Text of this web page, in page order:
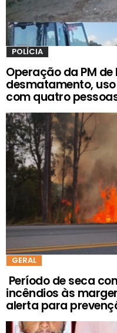
POLÍCIA
Operação da PM
desmatamento,
com quatro
GERAL
Período de seca
incêndios às
alerta para